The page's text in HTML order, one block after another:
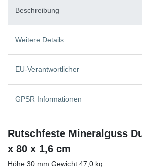
Beschreibung
Weitere Details
EU-Verantwortlicher
GPSR Informationen
Rutschfeste Mineralguss
x 80 x 1,6 cm
Höhe 30 mm Gewicht 47,0 kg